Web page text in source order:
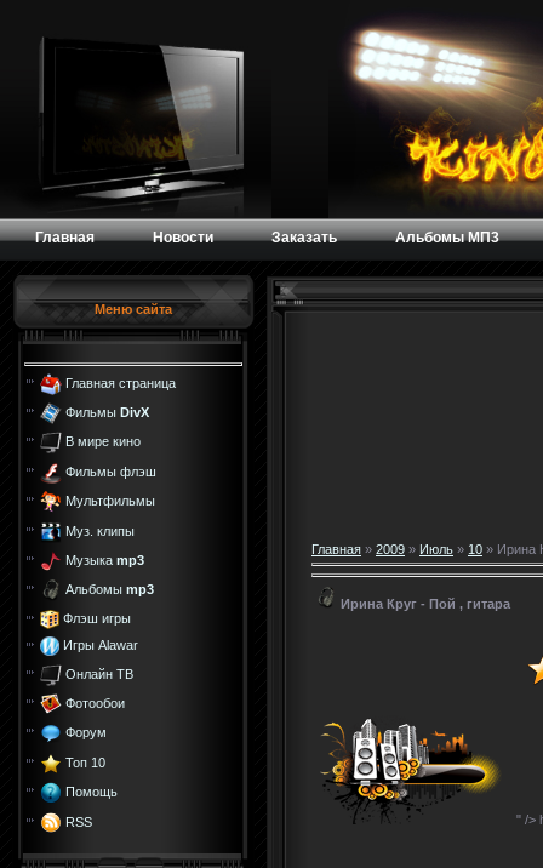
Главная Новости Заказать Альбомы МП3
Меню сайта
Главная страница
Фильмы DivX
В мире кино
Фильмы флэш
Мультфильмы
Муз. клипы
Музыка mp3
Альбомы mp3
Флэш игры
Игры Alawar
Онлайн ТВ
Фотообои
Форум
Топ 10
Помощь
RSS
Главная » 2009 » Июль » 10 » Ирина
Ирина Круг - Пой , гитара
" />